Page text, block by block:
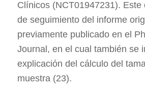
Clínicos (NCT01947231). Este
de seguimiento del informe
previamente publicado en el
Journal, en el cual también se
explicación del cálculo del
muestra (23).